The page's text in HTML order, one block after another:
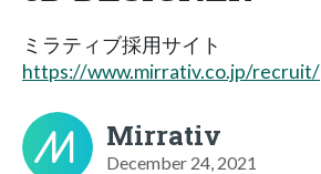
ミラティブ採用サイト
https://www.mirrativ.co.jp/recruit/
Mirrativ
December 24, 2021